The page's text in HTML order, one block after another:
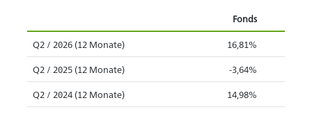
Fonds
Q2 / 2026 (12 Monate) 16,81%
Q2 / 2025 (12 Monate) -3,64%
Q2 / 2024 (12 Monate) 14,98%